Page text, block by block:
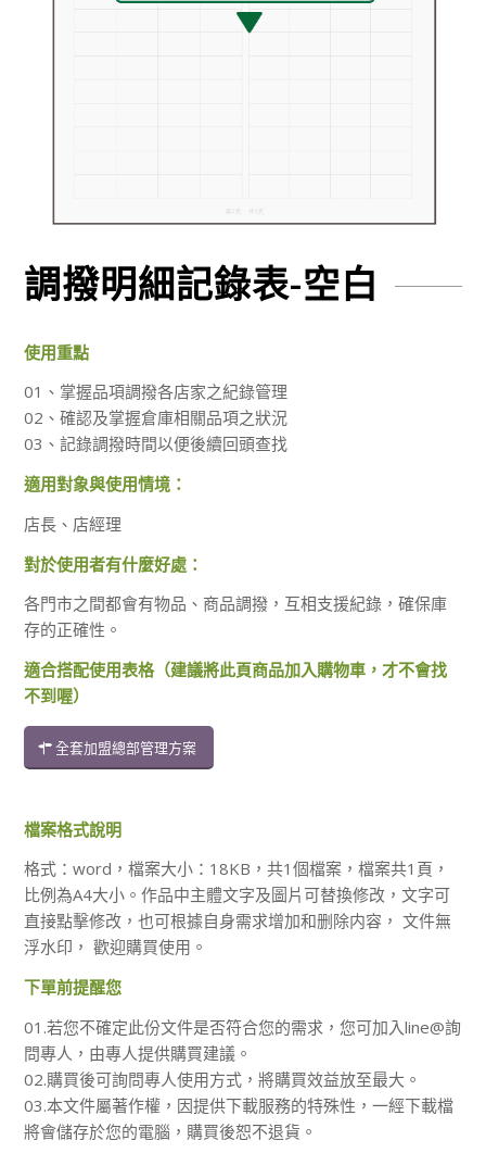
調撥明細記錄表-空白
使用重點
01、掌握品項調撥各店家之紀錄管理
02、確認及掌握倉庫相關品項之狀況
03、記錄調撥時間以便後續回頭查找
適用對象與使用情境：
店長、店經理
對於使用者有什麼好處：
各門市之間都會有物品、商品調撥，互相支援紀錄，確保庫
存的正確性。
適合搭配使用表格（建議將此頁商品加入購物車，才不會找
不到喔）
全套加盟總部管理方案
檔案格式說明
格式：word，檔案大小：18KB，共1個檔案，檔案共1頁，
比例為A4大小。作品中主體文字及圖片可替換修改，文字可
直接點擊修改，也可根據自身需求增加和删除内容， 文件無
浮水印， 歡迎購買使用。
下單前提醒您
01.若您不確定此份文件是否符合您的需求，您可加入line@詢
問專人，由專人提供購買建議。
02.購買後可詢問專人使用方式，將購買效益放至最大。
03.本文件屬著作權，因提供下載服務的特殊性，一經下載檔
將會儲存於您的電腦，購買後恕不退貨。